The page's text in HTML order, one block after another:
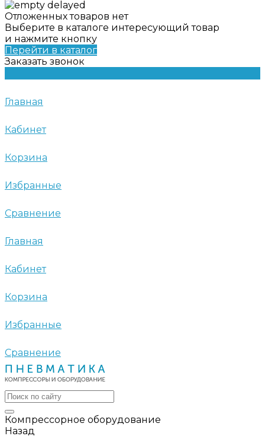
Отложенных товаров нет
Выберите в каталоге интересующий товар
и нажмите кнопку
Перейти в каталог
Заказать звонок
Главная
Кабинет
Корзина
Избранные
Сравнение
Главная
Кабинет
Корзина
Избранные
Сравнение
Компрессорное оборудование
Назад